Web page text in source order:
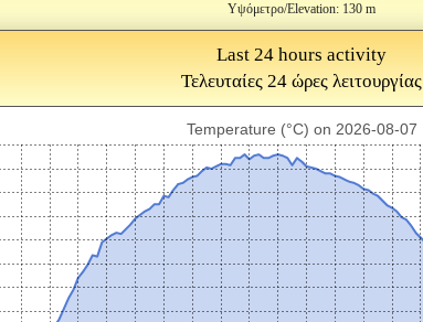
Υψόμετρο/Elevation: 130 m
Last 24 hours activity
Τελευταίες 24 ώρες λειτουργίας